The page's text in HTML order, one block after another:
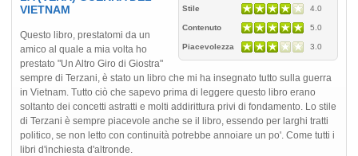
Stile 4.0
Contenuto 5.0
Piacevolezza 3.0
VIETNAM
Questo libro, prestatomi da un
amico al quale a mia volta ho
prestato "Un Altro Giro di Giostra"
sempre di Terzani, è stato un libro che mi ha insegnato tutto sulla guerra
in Vietnam. Tutto ciò che sapevo prima di leggere questo libro erano
soltanto dei concetti astratti e molti addirittura privi di fondamento. Lo stile
di Terzani è sempre piacevole anche se il libro, essendo per larghi tratti
politico, se non letto con continuità potrebbe annoiare un po'. Come tutti i
libri d'inchiesta d'altronde.